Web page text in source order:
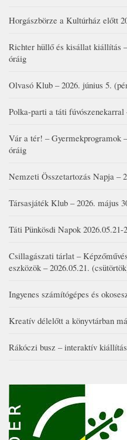
Horgászbörze a Kultúrház előtt
Richter hüllő és kisállat kiállítás
óráig
Olvasó Klub – 2026. június 5.
Polka-parti a táti
Vár a tér! – Gyermekprogramok
óráig
Nemzeti Összetartozás Napja –
Társasjáték Klub – 2026. május
Táti Pünkösdi Napok 2026.05.21-
Csillagászati tárlat –
eszközök – 2026.05.21.
Ingyenes számítógépes és
Kreatív délelőtt a könyvtárban
Rákóczi busz – interaktív